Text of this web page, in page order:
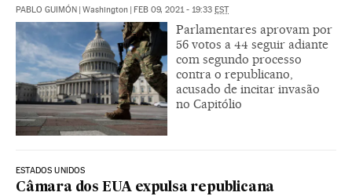
PABLO GUIMÓN | Washington | FEB 09, 2021 - 19:33 EST
Parlamentares aprovam por
56 votos a 44 seguir adiante
com segundo processo
contra o republicano,
acusado de incitar invasão
no Capitólio
ESTADOS UNIDOS
Câmara dos EUA expulsa republicana